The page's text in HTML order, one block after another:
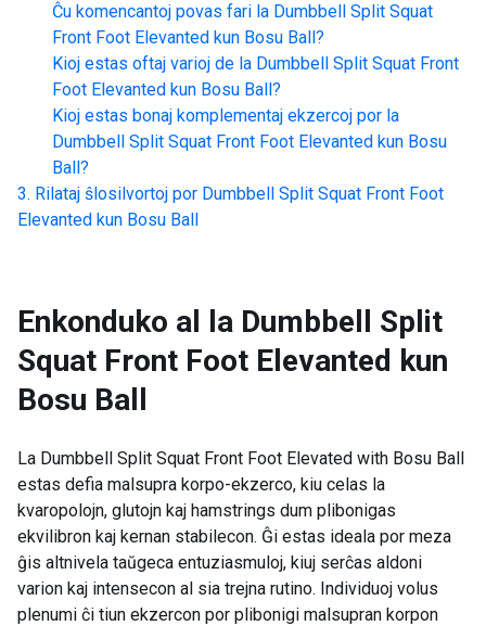
Ĉu komencantoj povas fari la Dumbbell Split Squat
Front Foot Elevanted kun Bosu Ball?
Kioj estas oftaj varioj de la Dumbbell Split Squat Front
Foot Elevanted kun Bosu Ball?
Kioj estas bonaj komplementaj ekzercoj por la
Dumbbell Split Squat Front Foot Elevanted kun Bosu
Ball?
Rilataj ŝlosilvortoj por Dumbbell Split Squat Front Foot
Elevanted kun Bosu Ball
Enkonduko al la Dumbbell Split
Squat Front Foot Elevanted kun
Bosu Ball
La Dumbbell Split Squat Front Foot Elevated with Bosu Ball
estas defia malsupra korpo-ekzerco, kiu celas la
kvaropolojn, glutojn kaj hamstrings dum plibonigas
ekvilibron kaj kernan stabilecon. Ĝi estas ideala por meza
ĝis altnivela taŭgeca entuziasmuloj, kiuj serĉas aldoni
varion kaj intensecon al sia trejna rutino. Individuoj volus
plenumi ĉi tiun ekzercon por plibonigi malsupran korpon